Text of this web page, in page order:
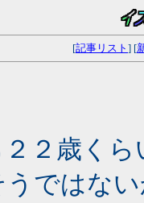
[記事リスト ] [
２歳く
うではな